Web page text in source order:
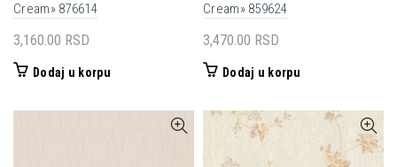
Cream» 876614
3,160.00 RSD
Dodaj u korpu
Cream» 859624
3,470.00 RSD
Dodaj u korpu